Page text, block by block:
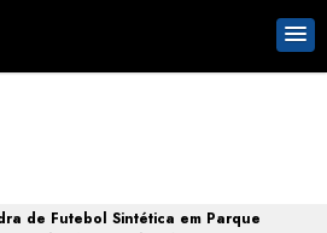
de Futebol Sintética em Parque